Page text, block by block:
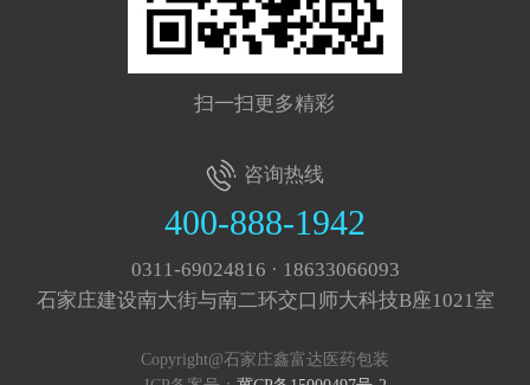
扫一扫更多精彩
咨询热线
400-888-1942
0311-69024816 · 18633066093
石家庄建设南大街与南二环交口师大科技B座1021室
Copyright@石家庄鑫富达医药包装